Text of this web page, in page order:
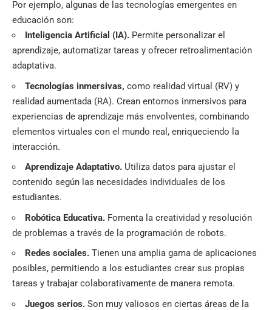
Por ejemplo, algunas de las tecnologías emergentes en
educación son:
Inteligencia Artificial (IA). Permite personalizar el
aprendizaje, automatizar tareas y ofrecer retroalimentación
adaptativa.
Tecnologías inmersivas, como realidad virtual (RV) y
realidad aumentada (RA). Crean entornos inmersivos para
experiencias de aprendizaje más envolventes, combinando
elementos virtuales con el mundo real, enriqueciendo la
interacción.
Aprendizaje Adaptativo. Utiliza datos para ajustar el
contenido según las necesidades individuales de los
estudiantes.
Robótica Educativa. Fomenta la creatividad y resolución
de problemas a través de la programación de robots.
Redes sociales. Tienen una amplia gama de aplicaciones
posibles, permitiendo a los estudiantes crear sus propias
tareas y trabajar colaborativamente de manera remota.
Juegos serios. Son muy valiosos en ciertas áreas de la